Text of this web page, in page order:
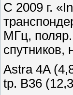
С 2009 г.
МГц,
спутников,
Astra 4A
tp. B36